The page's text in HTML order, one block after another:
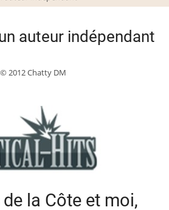
auteur indépendant
© 2012 Chatty DM
la Côte et moi,